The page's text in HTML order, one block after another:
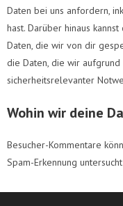
Daten bei uns anfordern,
hast. Darüber hinaus
Daten, die wir von dir
die Daten, die wir
sicherheitsrelevanter
Wohin wir deine
Besucher-Kommentare
Spam-Erkennung